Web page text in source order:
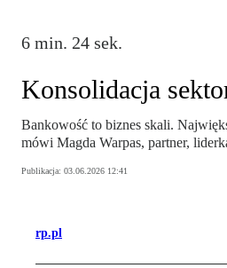
6 min. 24 sek.
Konsolidacja
Bankowość to biznes skali.
mówi Magda Warpas, partner,
Publikacja: 03.06.2026 12:41
rp.pl